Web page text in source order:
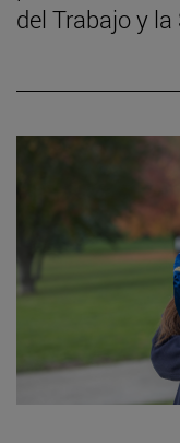
del Trabajo y